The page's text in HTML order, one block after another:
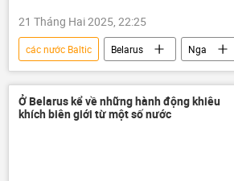
21 Tháng Hai 2025, 22:25
các nước Baltic Belarus
Nga
Hoa Kỳ
Ba Lan
NATO
Vùng Baltic
Thế giới
thông tin
phương Tây
Ở Belarus kể về những hành động khiêu
khích biên giới từ một số nước